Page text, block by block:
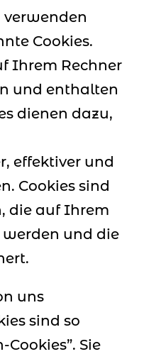
Cookies.
Ihrem Rechner
und enthalten
dienen dazu,
effektiver und
Cookies sind
die auf Ihrem
und die
uns
sind so
Cookies”. Sie